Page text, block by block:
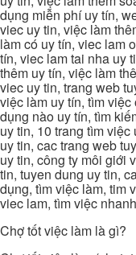
dụng miễn phí uy tín,
viec uy tin, việc làm
làm có uy tín, viec lam
tín, viec lam tai nha uy
thêm uy tín, việc làm
viec uy tin, trang web
việc làm uy tín, tìm
dụng nào uy tín, tìm
uy tin, 10 trang tìm
uy tin, cac trang web
uy tin, công ty môi giới
tin, tuyen dung uy tin,
dụng, tìm việc làm, tim
viec lam, tìm việc nhanh
Chợ tốt việc làm là gì?